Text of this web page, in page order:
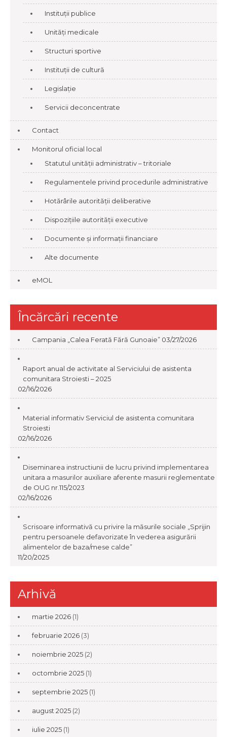
Instituții publice
Unități medicale
Structuri sportive
Instituții de cultură
Legislație
Servicii deconcentrate
Contact
Monitorul oficial local
Statutul unității administrativ – tritoriale
Regulamentele privind procedurile administrative
Hotărârile autorității deliberative
Dispozițiile autorității executive
Documente și informații financiare
Alte documente
eMOL
Încărcări recente
Campania „Calea Ferată Fără Gunoaie” 03/27/2026
Raport anual de activitate al Serviciului de asistenta
comunitara Stroiesti – 2025
02/16/2026
Material informativ Serviciul de asistenta comunitara
Stroiesti
02/16/2026
Diseminarea instructiunii de lucru privind implementarea
unitara a masurilor auxiliare aferente masurii reglementate
de OUG nr.115/2023
02/16/2026
Scrisoare informativă cu privire la măsurile sociale „Sprijin
pentru persoanele defavorizate în vederea asigurării
alimentelor de baza/mese calde”
11/20/2025
Arhivă
martie 2026 (1)
februarie 2026 (3)
noiembrie 2025 (2)
octombrie 2025 (1)
septembrie 2025 (1)
august 2025 (2)
iulie 2025 (1)